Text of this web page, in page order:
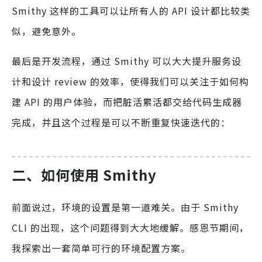
Smithy 这样的工具可以让所有人的 API 设计都比较类
似，避免意外。
最后是开发流程，通过 Smithy 可以大大提升服务设
计和设计 review 的效率，使得我们可以关注于如何构
建 API 的用户体验，而把脏活累活都交给代码生成器
完成，并且这个过程是可以不断重复快速迭代的：
二、 如何使用 Smithy
前面说过，环境的设置是第一道难关。由于 Smithy
CLI 的出现，这个问题得到大大地缓解。感恩节期间，
我探索出一套简单可行的环境配置方案。